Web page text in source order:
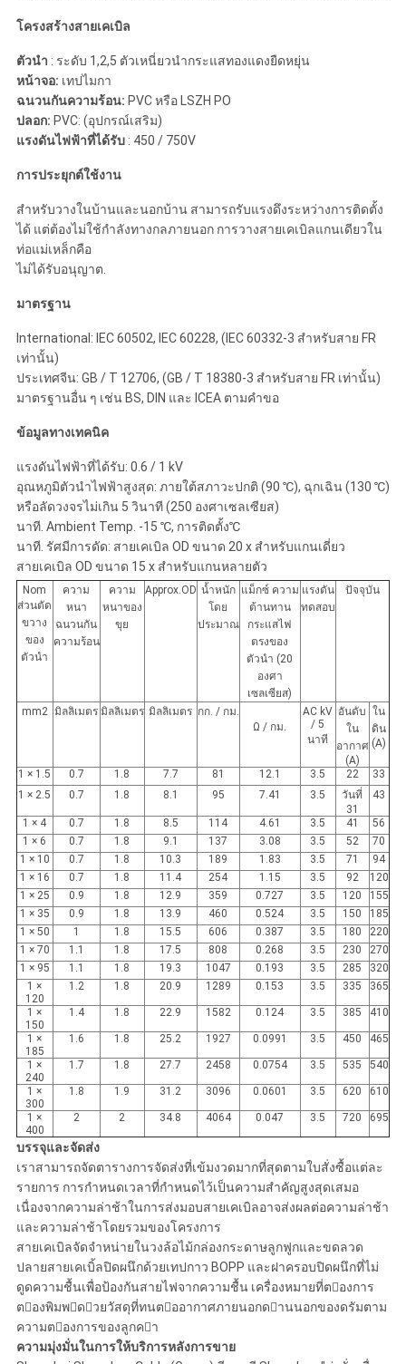
NEWS
แผนผัง
นโยบาย
ความ
เป็น
ส่วน
ตัว
โครงสร้างสายเคเบิล
ตัวนำ : ระดับ 1,2,5 ตัวเหนี่ยวนำกระแสทองแดงยืดหยุ่น
หน้าจอ: เทปไมกา
ฉนวนกันความร้อน: PVC หรือ LSZH PO
ปลอก: PVC: (อุปกรณ์เสริม)
แรงดันไฟฟ้าที่ได้รับ: 450 / 750V
การประยุกต์ใช้งาน
สำหรับวางในบ้านและนอกบ้าน สามารถรับแรงดึงระหว่างการติดตั้ง
ได้ แต่ต้องไม่ใช้กำลังทางกลภายนอก การวางสายเคเบิลแกนเดียวใน
ท่อแม่เหล็กคือ
ไม่ได้รับอนุญาต.
มาตรฐาน
International: IEC 60502, IEC 60228, (IEC 60332-3 สำหรับสาย FR
เท่านั้น)
ประเทศจีน: GB / T 12706, (GB / T 18380-3 สำหรับสาย FR เท่านั้น)
มาตรฐานอื่น ๆ เช่น BS, DIN และ ICEA ตามคำขอ
ข้อมูลทางเทคนิค
แรงดันไฟฟ้าที่ได้รับ: 0.6 / 1 kV
อุณหภูมิตัวนำไฟฟ้าสูงสุด: ภายใต้สภาวะปกติ (90 ℃), ฉุกเฉิน (130 ℃)
หรือลัดวงจรไม่เกิน 5 วินาที (250 องศาเซลเซียส)
นาที. Ambient Temp. -15 ℃, การติดตั้ง℃
นาที. รัศมีการดัด: สายเคเบิล OD ขนาด 20 x สำหรับแกนเดี่ยว
สายเคเบิล OD ขนาด 15 x สำหรับแกนหลายตัว
Nom
ส่วนตัด
ขวาง
ของ
ตัวนำ
ความ
หนา
ฉนวนกัน
ความร้อน
ความ
หนาของ
ขุย
Approx.OD น้ำหนัก
โดย
ประมาณ
แม็กซ์ ความ
ต้านทาน
กระแสไฟ
ตรงของ
ตัวนำ (20
องศา
เซลเซียส)
แรงดัน
ทดสอบ
ปัจจุบัน
mm2 มิลลิเมตร มิลลิเมตร มิลลิเมตร กก. / กม.
Ω / กม.
AC kV
/ 5
นาที
อันดับ
ใน
อากาศ
(A)
ใน
ดิน
(A)
1 × 1.5 0.7 1.8 7.7 81 12.1 3.5 22
33
1 × 2.5
0.7 1.8 8.1 95 7.41 3.5
วันที่
31
43
1 × 4 0.7 1.8 8.5 114 4.61 3.5 41
56
1 × 6
0.7 1.8 9.1 137 3.08 3.5 52
70
1 × 10
0.7 1.8 10.3 189 1.83 3.5 71
94
1 × 16
0.7 1.8 11.4 254 1.15 3.5 92
120
1 × 25
0.9 1.8 12.9 359 0.727 3.5 120
155
1 × 35
0.9 1.8 13.9 460 0.524 3.5 150
185
1 × 50
1 1.8 15.5 606 0.387 3.5 180
220
1 × 70
1.1 1.8 17.5 808 0.268 3.5 230
270
1 × 95
1.1 1.8 19.3 1047 0.193 3.5 285
320
1 ×
120
1.2 1.8 20.9 1289 0.153 3.5 335 365
1 ×
150
1.4 1.8 22.9 1582 0.124 3.5 385 410
1 ×
185
1.6 1.8 25.2 1927 0.0991 3.5 450 465
1 ×
240
1.7 1.8 27.7 2458 0.0754 3.5 535 540
1 ×
300
1.8 1.9 31.2 3096 0.0601 3.5 620 610
1 ×
400
2 2 34.8 4064 0.047 3.5 720 695
บรรจุและจัดส่ง
เราสามารถจัดตารางการจัดส่งที่เข้มงวดมากที่สุดตามใบสั่งซื้อแต่ละ
รายการ การกำหนดเวลาที่กำหนดไว้เป็นความสำคัญสูงสุดเสมอ
เนื่องจากความล่าช้าในการส่งมอบสายเคเบิลอาจส่งผลต่อความล่าช้า
และความล่าช้าโดยรวมของโครงการ
สายเคเบิลจัดจำหน่ายในวงล้อไม้กล่องกระดาษลูกฟูกและขดลวด
ปลายสายเคเบิ้ลปิดผนึกด้วยเทปกาว BOPP และฝาครอบปิดผนึกที่ไม่
ดูดความชื้นเพื่อป้องกันสายไฟจากความชื้น เครื่องหมายที่ตองการ
ตองพิมพดวยวัสดุที่ทนตออากาศภายนอกดานนอกของดรัมตาม
ความตองการของลูกคา
ความมุ่งมั่นในการให้บริการหลังการขาย